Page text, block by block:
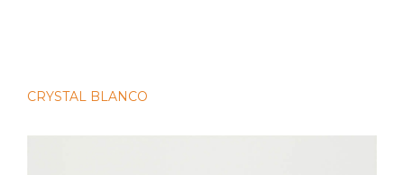
CRYSTAL BLANCO